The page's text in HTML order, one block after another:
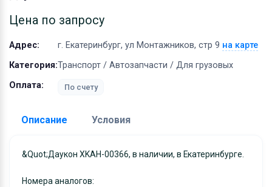
Цена по запросу
Адрес: г. Екатеринбург, ул Монтажников, стр 9 на карте
Категория:Транспорт / Автозапчасти / Для грузовых
Оплата:
По счету
Описание Условия
&quot;Даукон XKAH-00366, в наличии, в Екатеринбурге.
Номера аналогов:
Доставка:
Монтажников, стр 9
Материалы